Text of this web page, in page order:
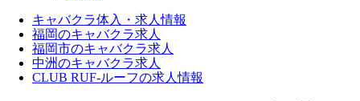
キャバクラ体入・求人情報
福岡のキャバクラ求人
福岡市のキャバクラ求人
中洲のキャバクラ求人
CLUB RUF-ルーフの求人情報